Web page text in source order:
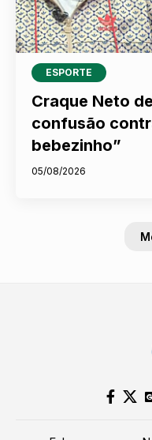
ESPORTE
Craque Neto
confusão
bebezinho”
05/08/2026